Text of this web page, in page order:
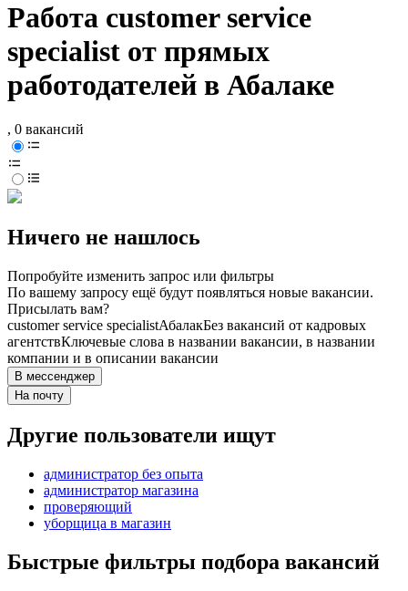
Работа customer service
specialist от прямых
работодателей в Абалаке
, 0 вакансий
Ничего не нашлось
Попробуйте изменить запрос или фильтры
По вашему запросу ещё будут появляться новые вакансии.
Присылать вам?
customer service specialistАбалакБез вакансий от кадровых
агентствКлючевые слова в названии вакансии, в названии
компании и в описании вакансии
В мессенджер
На почту
Другие пользователи ищут
администратор без опыта
администратор магазина
проверяющий
уборщица в магазин
Быстрые фильтры подбора вакансий